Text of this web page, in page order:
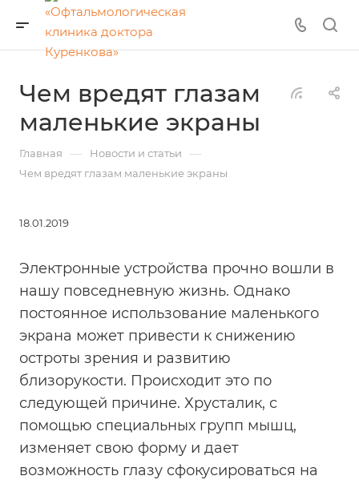
Чем вредят глазам
маленькие экраны
Главная — Новости и статьи —
Чем вредят глазам маленькие экраны
18.01.2019
Электронные устройства прочно вошли в
нашу повседневную жизнь. Однако
постоянное использование маленького
экрана может привести к снижению
остроты зрения и развитию
близорукости. Происходит это по
следующей причине. Хрусталик, с
помощью специальных групп мышц,
изменяет свою форму и дает
возможность глазу сфокусироваться на